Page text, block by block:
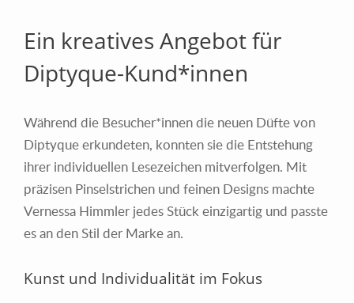
Ein kreatives Angebot für
Diptyque-Kund*innen
Während die Besucher*innen die neuen Düfte von
Diptyque erkundeten, konnten sie die Entstehung
ihrer individuellen Lesezeichen mitverfolgen. Mit
präzisen Pinselstrichen und feinen Designs machte
Vernessa Himmler jedes Stück einzigartig und passte
es an den Stil der Marke an.
Kunst und Individualität im Fokus